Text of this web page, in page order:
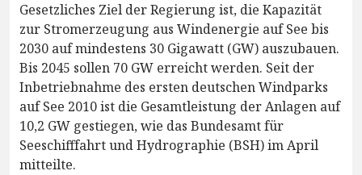
Gesetzliches Ziel der Regierung ist, die Kapazität
zur Stromerzeugung aus Windenergie auf See bis
2030 auf mindestens 30 Gigawatt (GW) auszubauen.
Bis 2045 sollen 70 GW erreicht werden. Seit der
Inbetriebnahme des ersten deutschen Windparks
auf See 2010 ist die Gesamtleistung der Anlagen auf
10,2 GW gestiegen, wie das Bundesamt für
Seeschifffahrt und Hydrographie (BSH) im April
mitteilte.